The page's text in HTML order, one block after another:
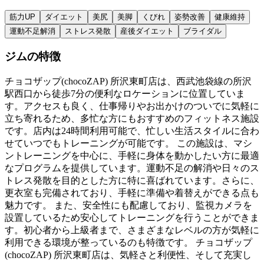
筋力UP ダイエット 美尻 美脚 くびれ 姿勢改善
健康維持
運動不足解消
ストレス発散 産後ダイエット ブライダル
ジムの特徴
チョコザップ(chocoZAP) 所沢東町店は、西武池袋線の所沢
駅西口から徒歩7分の便利なロケーションに位置していま
す。アクセスも良く、仕事帰りやお出かけのついでに気軽に
立ち寄れるため、多忙な方にもおすすめのフィットネス施設
です。店内は24時間利用可能で、忙しい生活スタイルに合わ
せていつでもトレーニングが可能です。 この施設は、マシ
ントレーニングを中心に、手軽に身体を動かしたい方に最適
なプログラムを提供しています。運動不足の解消や日々のス
トレス発散を目的とした方に特に喜ばれています。さらに、
更衣室も完備されており、手軽に準備や着替えができる点も
魅力です。 また、安全性にも配慮しており、監視カメラを
設置しているため安心してトレーニングを行うことができま
す。初心者から上級者まで、さまざまなレベルの方が気軽に
利用できる環境が整っているのも特徴です。 チョコザップ
(chocoZAP) 所沢東町店は、気軽さと利便性、そして充実し